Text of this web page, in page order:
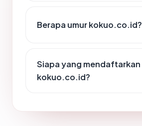
Berapa umur kokuo.co.id?
Siapa yang mendaftarkan
kokuo.co.id?